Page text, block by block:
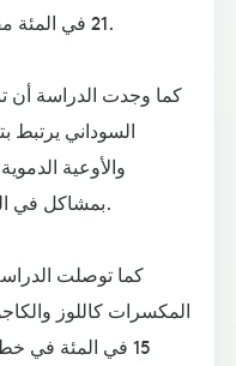
21 في المئة مقارنة بمن لا يتناولون الجوز مطلقا.
كما وجدت الدراسة أن
السوداني يرتبط
بمشاكل في الشريان التاجي بنسبة 15 في المئة.
كما توصلت
المكسرات كاللوز
15 في المئة في